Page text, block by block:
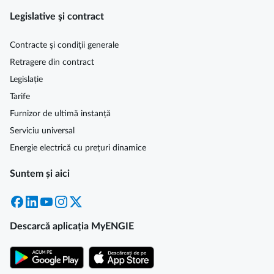
Legislative şi contract
Contracte şi condiţii generale
Retragere din contract
Legislație
Tarife
Furnizor de ultimă instanță
Serviciu universal
Energie electrică cu prețuri dinamice
Suntem și aici
Facebook
LinkedInYouTubeInstagram
Descarcă aplicația MyENGIE